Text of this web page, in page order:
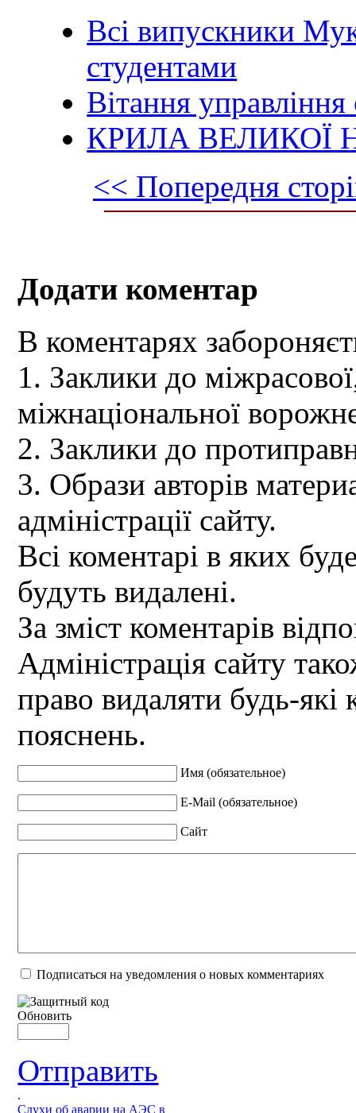
Всі випускники
студентами
Вітання
КРИЛА ВЕЛИКОЇ
<< Попередня
Додати коментар
В коментарях
1. Заклики до
міжнаціональної
2. Заклики до
3. Образи авторів
адміністрації сайту.
Всі коментарі в яких
будуть видалені.
За зміст коментарів
Адміністрація сайту
право видаляти будь-які
пояснень.
Имя (обязательное)
E-Mail (обязательное)
Сайт
Подписаться на уведомления о новых комментариях
Обновить
Отправить
.
Слухи об аварии на АЭС в